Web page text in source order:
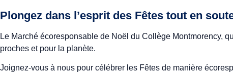
Plongez dans l’esprit des Fêtes tout en
Le Marché écoresponsable de Noël du Collège Montmorency,
proches et pour la planète.
Joignez-vous à nous pour célébrer les Fêtes de manière